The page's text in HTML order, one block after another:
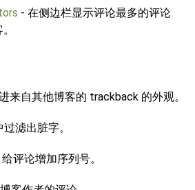
- 在侧边栏显示评论最多的评论
来自其他博客的 trackback 的外观。
滤出脏字。
给评论增加序列号。